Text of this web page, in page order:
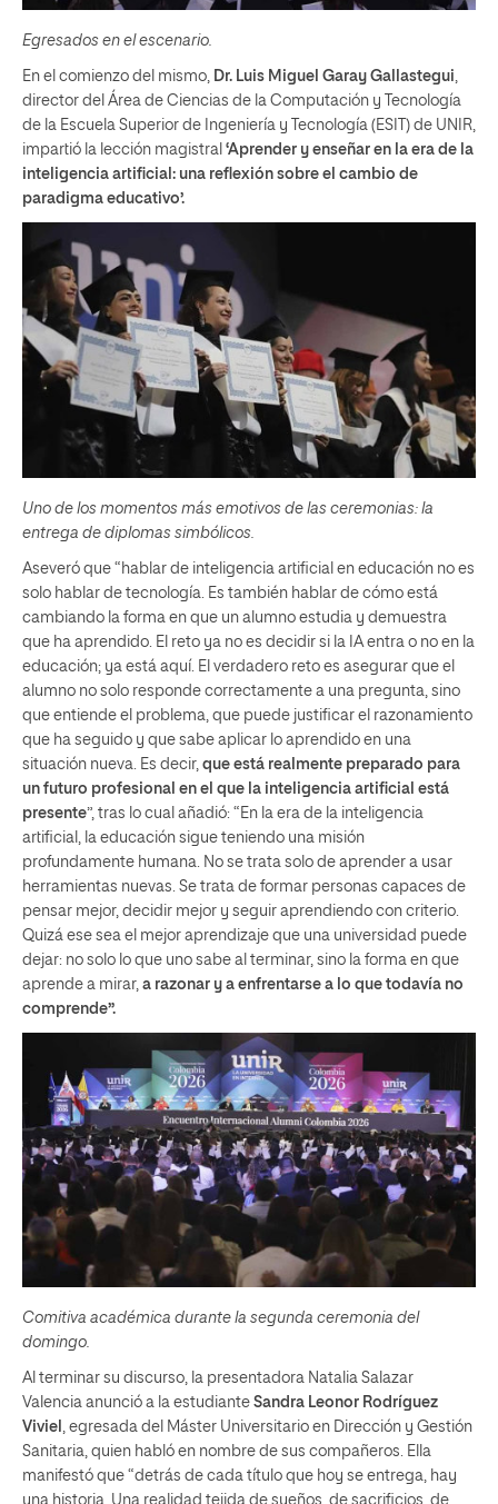
Egresados en el escenario.
En el comienzo del mismo, Dr. Luis Miguel Garay Gallastegui,
director del Área de Ciencias de la Computación y Tecnología
de la Escuela Superior de Ingeniería y Tecnología (ESIT) de UNIR,
impartió la lección magistral ‘Aprender y enseñar en la era de la
inteligencia artificial: una reflexión sobre el cambio de
paradigma educativo’.
Uno de los momentos más emotivos de las ceremonias: la
entrega de diplomas simbólicos.
Aseveró que “hablar de inteligencia artificial en educación no es
solo hablar de tecnología. Es también hablar de cómo está
cambiando la forma en que un alumno estudia y demuestra
que ha aprendido. El reto ya no es decidir si la IA entra o no en la
educación; ya está aquí. El verdadero reto es asegurar que el
alumno no solo responde correctamente a una pregunta, sino
que entiende el problema, que puede justificar el razonamiento
que ha seguido y que sabe aplicar lo aprendido en una
situación nueva. Es decir, que está realmente preparado para
un futuro profesional en el que la inteligencia artificial está
presente”, tras lo cual añadió: “En la era de la inteligencia
artificial, la educación sigue teniendo una misión
profundamente humana. No se trata solo de aprender a usar
herramientas nuevas. Se trata de formar personas capaces de
pensar mejor, decidir mejor y seguir aprendiendo con criterio.
Quizá ese sea el mejor aprendizaje que una universidad puede
dejar: no solo lo que uno sabe al terminar, sino la forma en que
aprende a mirar, a razonar y a enfrentarse a lo que todavía no
comprende”.
Comitiva académica durante la segunda ceremonia del
domingo.
Al terminar su discurso, la presentadora Natalia Salazar
Valencia anunció a la estudiante Sandra Leonor Rodríguez
Viviel , egresada del Máster Universitario en Dirección y Gestión
Sanitaria, quien habló en nombre de sus compañeros. Ella
manifestó que “detrás de cada título que hoy se entrega, hay
una historia. Una realidad tejida de sueños, de sacrificios, de